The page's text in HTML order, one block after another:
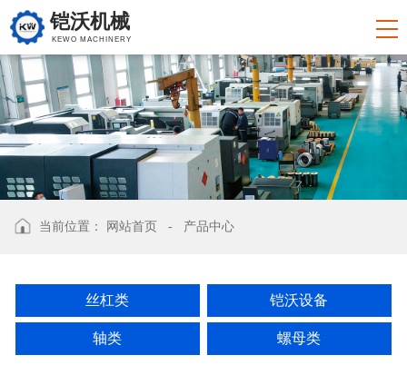
铠沃机械
KEWO MACHINERY
当前位置： 网站首页 - 产品中心
丝杠类 铠沃设备
轴类 螺母类